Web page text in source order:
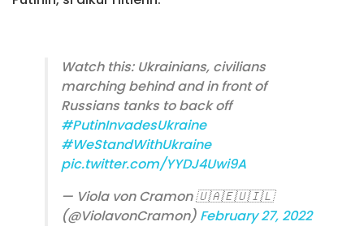
Watch this: Ukrainians, civilians
marching behind and in front of
Russians tanks to back off
#PutinInvadesUkraine
#WeStandWithUkraine
pic.twitter.com/YYDJ4Uwi9A
— Viola von Cramon 🇺🇦🇪🇺🇮🇱
(@ViolavonCramon) February 27, 2022